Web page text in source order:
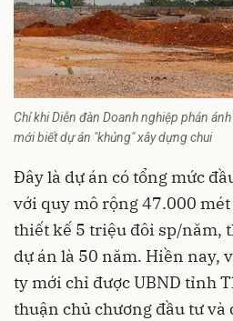
Chỉ khi Diễn đàn Doanh nghiệp phản
mới biết dự án "khủng" xây dựng chui
Đây là dự án có tổng mức
với quy mô rộng 47.000
thiết kế 5 triệu đôi sp/năm,
dự án là 50 năm. Hiền nay,
ty mới chỉ được UBND tỉnh
thuận chủ chương đầu tư